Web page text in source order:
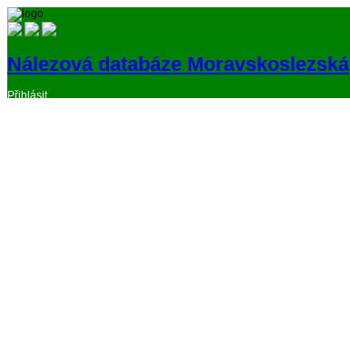
Nálezová databáze Moravskoslezská
Přihlásit